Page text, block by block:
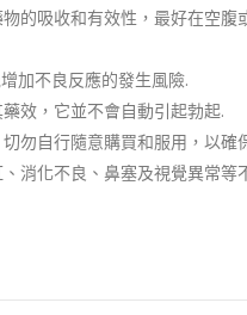
的吸收和有效性，最好在空腹
加不良反應的發生風險.
效，它並不會自動引起勃起.
勿自行隨意購買和服用，以確
消化不良、鼻塞及視覺異常